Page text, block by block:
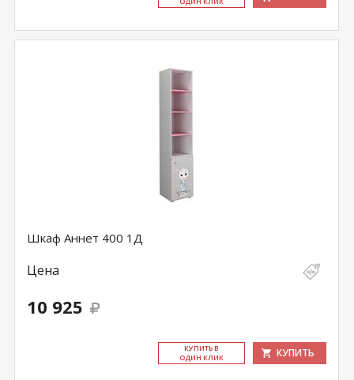
Шкаф Аннет 400 1Д
Цена
10 925
КУ­ПИТЬ В
ОДИН КЛИК
КУПИТЬ